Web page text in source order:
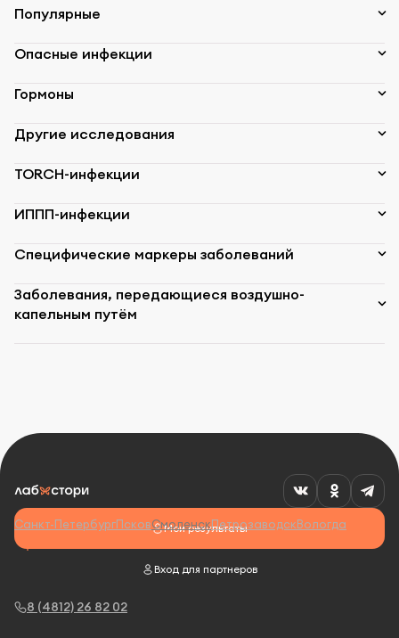
Популярные
Опасные инфекции
Гормоны
Другие исследования
TORCH-инфекции
ИППП-инфекции
Специфические маркеры заболеваний
Заболевания, передающиеся воздушно-
капельным путём
8 (4812) 26 82 02
Мои результаты
Вход для партнеров
Санкт-ПетербургПсковСмоленскПетрозаводскВологда